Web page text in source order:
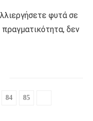
φυτά σε
πραγματικότητα, δεν
84 85